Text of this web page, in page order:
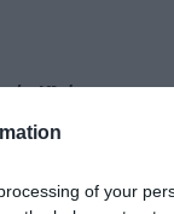
of your
Κλήμης